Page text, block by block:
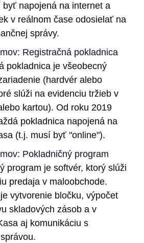
byť napojená na internet a
v reálnom čase odosielať na
správy.
Registračná pokladnica
pokladnica je všeobecný
(hardvér alebo
slúži na evidenciu tržieb v
kartou). Od roku 2019
pokladnica napojená na
(t.j. musí byť "online").
Pokladničný program
program je softvér, ktorý slúži
predaja v maloobchode.
vytvorenie bločku, výpočet
skladových zásob a v
aj komunikáciu s